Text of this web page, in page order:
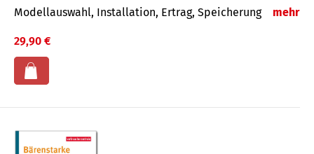
Modellauswahl, Installation, Ertrag, Speicherung mehr
29,90 €